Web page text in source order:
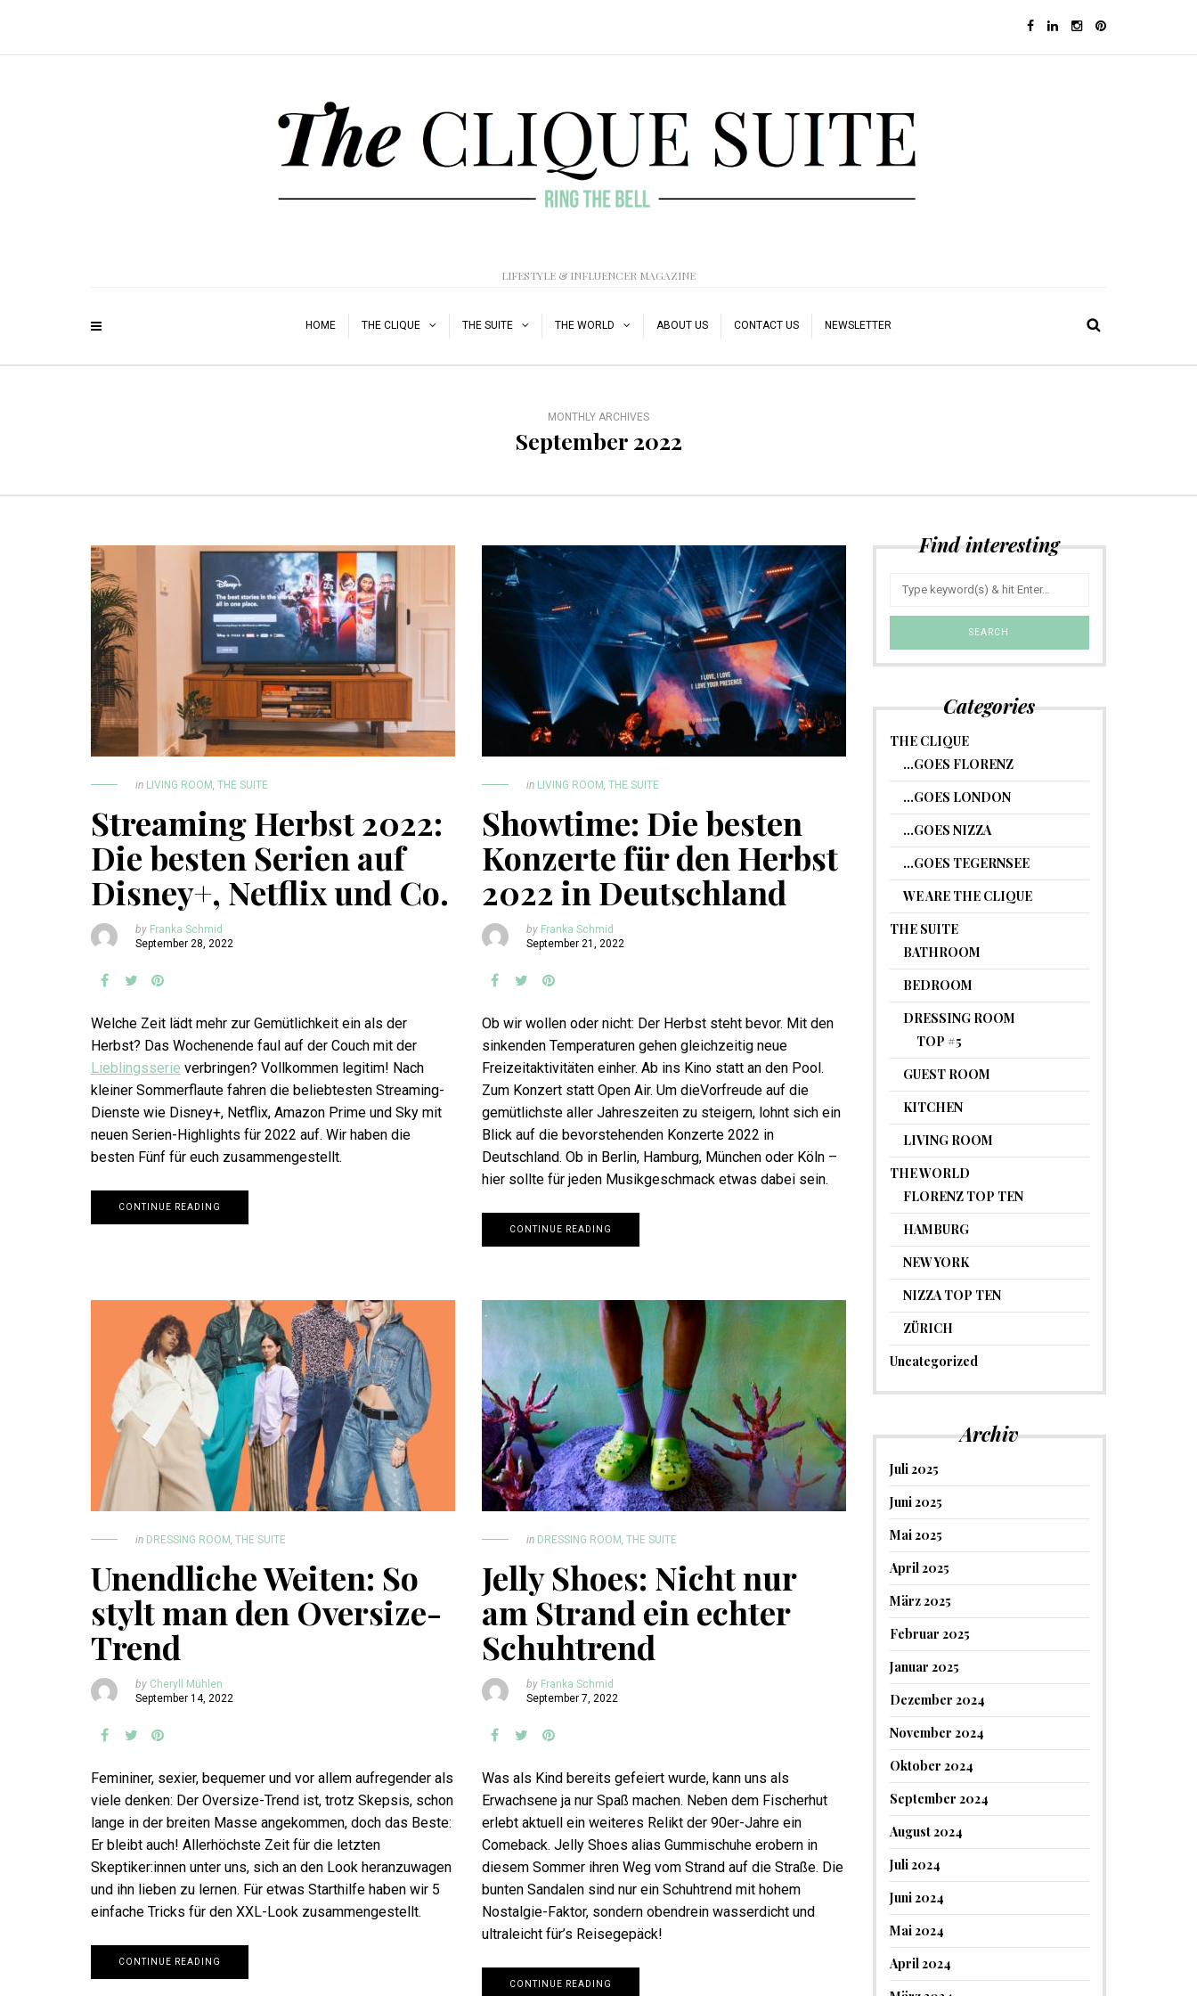
LIFESTYLE & INFLUENCER MAGAZINE
HOME THE CLIQUE THE SUITE THE WORLD ABOUT US CONTACT US NEWSLETTER
MONTHLY ARCHIVES
September 2022
in LIVING ROOM, THE SUITE
Streaming Herbst 2022:
Die besten Serien auf
Disney+, Netflix und Co.
by Franka Schmid
September 28, 2022
Welche Zeit lädt mehr zur Gemütlichkeit ein als der
Herbst? Das Wochenende faul auf der Couch mit der
Lieblingsserie verbringen? Vollkommen legitim! Nach
kleiner Sommerflaute fahren die beliebtesten Streaming-
Dienste wie Disney+, Netflix, Amazon Prime und Sky mit
neuen Serien-Highlights für 2022 auf. Wir haben die
besten Fünf für euch zusammengestellt.
CONTINUE READING
in LIVING ROOM, THE SUITE
Showtime: Die besten
Konzerte für den Herbst
2022 in Deutschland
by Franka Schmid
September 21, 2022
Ob wir wollen oder nicht: Der Herbst steht bevor. Mit den
sinkenden Temperaturen gehen gleichzeitig neue
Freizeitaktivitäten einher. Ab ins Kino statt an den Pool.
Zum Konzert statt Open Air. Um dieVorfreude auf die
gemütlichste aller Jahreszeiten zu steigern, lohnt sich ein
Blick auf die bevorstehenden Konzerte 2022 in
Deutschland. Ob in Berlin, Hamburg, München oder Köln –
hier sollte für jeden Musikgeschmack etwas dabei sein.
CONTINUE READING
in DRESSING ROOM THE SUITE
Unendliche Weiten: So
stylt man den Oversize-
Trend
by Cheryll Mühlen
September 14, 2022
Femininer, sexier, bequemer und vor allem aufregender als
viele denken: Der Oversize-Trend ist, trotz Skepsis, schon
lange in der breiten Masse angekommen, doch das Beste:
Er bleibt auch! Allerhöchste Zeit für die letzten
Skeptiker:innen unter uns, sich an den Look heranzuwagen
und ihn lieben zu lernen. Für etwas Starthilfe haben wir 5
einfache Tricks für den XXL-Look zusammengestellt.
CONTINUE READING
in DRESSING ROOM THE SUITE
Jelly Shoes: Nicht nur
am Strand ein echter
Schuhtrend
by Franka Schmid
September 7, 2022
Was als Kind bereits gefeiert wurde, kann uns als
Erwachsene ja nur Spaß machen. Neben dem Fischerhut
erlebt aktuell ein weiteres Relikt der 90er-Jahre ein
Comeback. Jelly Shoes alias Gummischuhe erobern in
diesem Sommer ihren Weg vom Strand auf die Straße. Die
bunten Sandalen sind nur ein Schuhtrend mit hohem
Nostalgie-Faktor, sondern obendrein wasserdicht und
ultraleicht für’s Reisegepäck!
CONTINUE READING
Find interesting
Categories
THE CLIQUE
…GOES FLORENZ
…GOES LONDON
…GOES NIZZA
…GOES TEGERNSEE
WE ARE THE CLIQUE
THE SUITE
BATHROOM
BEDROOM
DRESSING ROOM
TOP #5
GUEST ROOM
KITCHEN
LIVING ROOM
THE WORLD
FLORENZ TOP TEN
HAMBURG
NEW YORK
NIZZA TOP TEN
ZÜRICH
Uncategorized
Archiv
Juli 2025
Juni 2025
Mai 2025
April 2025
März 2025
Februar 2025
Januar 2025
Dezember 2024
November 2024
Oktober 2024
September 2024
August 2024
Juli 2024
Juni 2024
Mai 2024
April 2024